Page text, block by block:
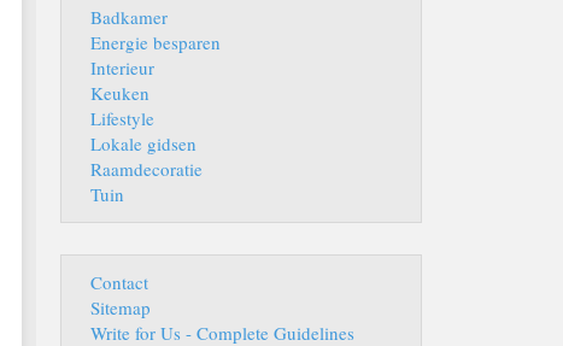
Badkamer
Energie besparen
Interieur
Keuken
Lifestyle
Lokale gidsen
Raamdecoratie
Tuin
Contact
Sitemap
Write for Us - Complete Guidelines